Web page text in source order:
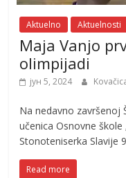
Aktuelno Aktuelnosti
Maja Vanjo
olimpijadi
јун 5, 2024
Na nedavno završenoj
učenica Osnovne
Stonoteniserka Slavije
Read more